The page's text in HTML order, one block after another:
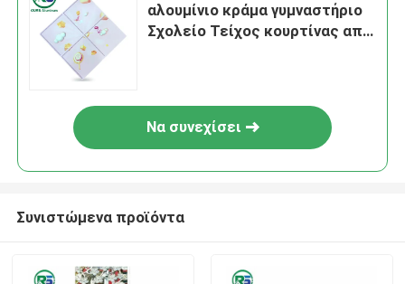
αλουμίνιο κράμα γυμναστήριο
Σχολείο Τείχος κουρτίνας από
Να συνεχίσει
Συνιστώμενα προϊόντα